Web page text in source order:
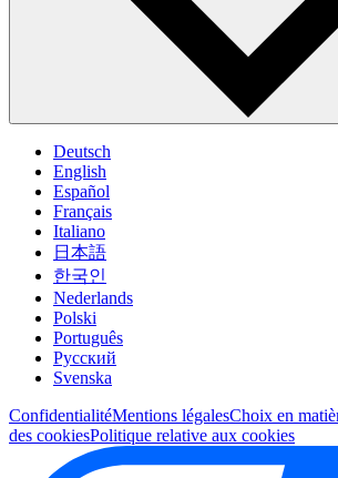
Deutsch
English
Español
Français
Italiano
日本語
한국인
Nederlands
Polski
Português
Pусский
Svenska
ConfidentialitéMentions légalesChoix en
des cookiesPolitique relative aux cookies